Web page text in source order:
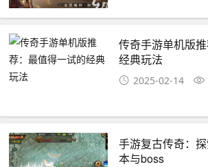
传奇手游单机版
经典玩法
2025-02-14
手游复古传奇：
本与boss